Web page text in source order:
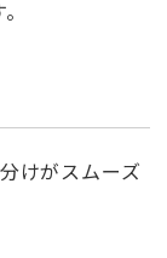
けがスムーズ